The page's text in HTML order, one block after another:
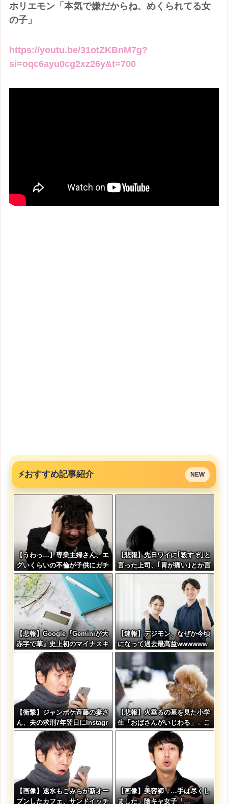
ホリエモン「本気で嫌だからね、めくられてる女
の子」
https://youtu.be/31otZKBnM7g?
si=oqc6ayu0cg2xz26y&t=700
⚡おすすめ記事紹介 NEW
【うわっ…】専業主婦さん、エ
グいくらいの不倫が子供にガチ
バレした結果…
【悲報】先日ワイに｢殺すぞ｣と
言った上司、｢胃が痛い｣とか言
い出すwwwwwww
【悲報】Google『Geminiが大
赤字で草』史上初のマイナスキ
ャッシュフローに陥る
【速報】デジモン、なぜか今頃
になって過去最高益wwwwww
wwww
【衝撃】ジャンポケ斉藤の妻さ
ん、夫の求刑7年翌日にInstagr
am更新しSNS民をザワつかせ
てしまう…
【悲報】火垂るの墓を見た小学
生「おばさんがいじわる」←こ
れ、年代とともに変わっていく
【画像】速水もこみちが新オー
プンしたカフェ、サンドイッチ
【画像】美容師「…手は尽くし
ました」陰キャ女子「…